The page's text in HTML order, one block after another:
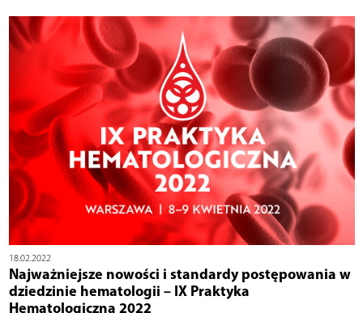
18.02.2022
Najważniejsze nowości i standardy postępowania w
dziedzinie hematologii – IX Praktyka
Hematologiczna 2022